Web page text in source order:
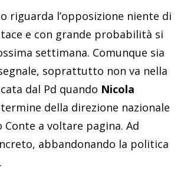
riguarda l’opposizione niente di
e con grande probabilità si
settimana. Comunque sia
soprattutto non va nella
dal Pd quando Nicola
della direzione nazionale
Conte a voltare pagina. Ad
abbandonando la politica